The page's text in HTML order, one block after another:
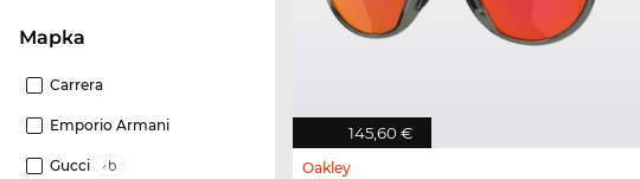
Марка
Carrera
Emporio Armani
Gucci
145,60 €
Oakley